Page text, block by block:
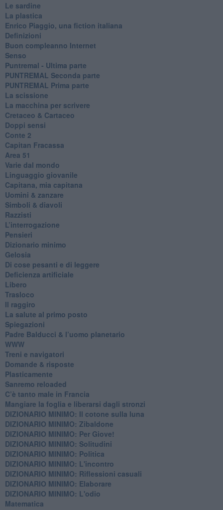
Le sardine
La plastica
​Enrico Piaggio, una fiction italiana
Definizioni
​Buon compleanno Internet
Senso
Puntremal - Ultima parte
PUNTREMAL Seconda parte
​PUNTREMAL Prima parte
La scissione
La macchina per scrivere
Cretaceo & Cartaceo
Doppi sensi
​Conte 2
​Capitan Fracassa
​Area 51
Varie dal mondo
​Linguaggio giovanile
​Capitana, mia capitana
Uomini & zanzare
​Simboli & diavoli
Razzisti
​L’interrogazione
Pensieri
​Dizionario minimo
Gelosia
Di cose pesanti e di leggere
​Deficienza artificiale
Libero
Trasloco
Il raggiro
​La salute al primo posto
Spiegazioni
Padre Balducci & l’uomo planetario
WWW
​Treni e navigatori
​Domande & risposte
​Plasticamente
Sanremo reloaded
C’è tanto male in Francia
​Mangiare la foglia e liberarsi dagli stronzi
DIZIONARIO MINIMO: Il cotone sulla luna
DIZIONARIO MINIMO: Zibaldone
DIZIONARIO MINIMO: Per Giove!
DIZIONARIO MINIMO: Solitudini
DIZIONARIO MINIMO: Politica
DIZIONARIO MINIMO: L'incontro
DIZIONARIO MINIMO: Riflessioni casuali
DIZIONARIO MINIMO: Elaborare
DIZIONARIO MINIMO: L'odio
​Matematica